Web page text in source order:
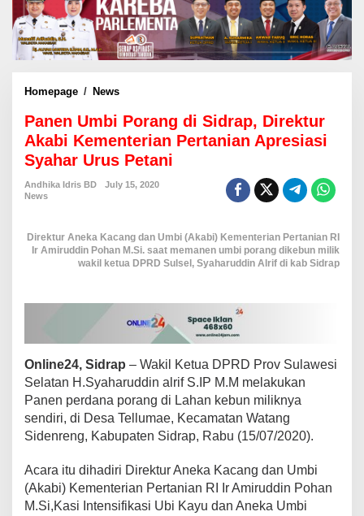
Homepage / News
e
n
U
m
o
r
a
d
r
a
p
D
r
e
k
Panen Umbi Porang di Sidrap, Direktur
Akabi Kementerian Pertanian Apresiasi
Syahar Urus Petani
Andhika Idris BD
July 15, 2020
News
Direktur Aneka Kacang dan Umbi (Akabi) Kementerian Pertanian RI
Ir Amiruddin Pohan M.Si. saat memanen umbi porang dikebun milik
wakil ketua DPRD Sulsel, Syaharuddin Alrif di kab Sidrap
Online24, Sidrap – Wakil Ketua DPRD Prov Sulawesi
Selatan H.Syaharuddin alrif S.IP M.M melakukan
Panen perdana porang di Lahan kebun miliknya
sendiri, di Desa Tellumae, Kecamatan Watang
Sidenreng, Kabupaten Sidrap, Rabu (15/07/2020).
Acara itu dihadiri Direktur Aneka Kacang dan Umbi
(Akabi) Kementerian Pertanian RI Ir Amiruddin Pohan
M.Si,Kasi Intensifikasi Ubi Kayu dan Aneka Umbi